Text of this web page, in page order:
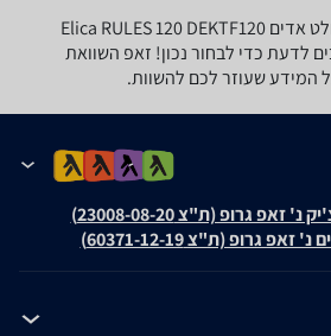
לפניכם מפרט טכני של קולט אדים Elica RULES 120 DEKTF120
לדעת כדי לבחור נכון! זאפ השוואת
המידע שעוזר לכם להשוות.
גרופ (ת"צ 23008-08-20)
גרופ (ת"צ 60371-12-19)